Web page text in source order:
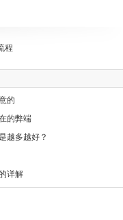
程
的
的弊端
越多越好？
详解